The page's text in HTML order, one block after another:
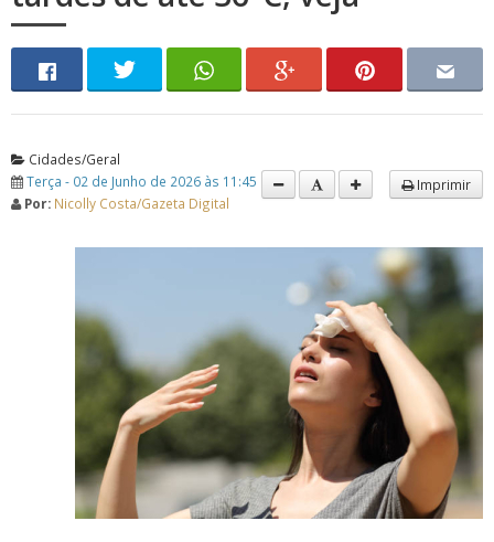
Cidades/Geral
Terça - 02 de Junho de 2026 às 11:45
Por: Nicolly Costa/Gazeta Digital
Imprimir